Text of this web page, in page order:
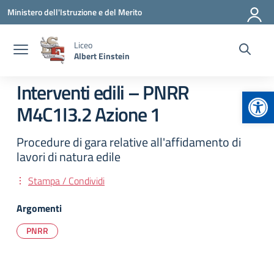
Vai ai contenuti
Vai al menu di navigazione
Vai al footer
Ministero dell'Istruzione e del Merito
Liceo
Albert Einstein
Interventi edili – PNRR
M4C1I3.2 Azione 1
Procedure di gara relative all'affidamento di
lavori di natura edile
Stampa / Condividi
Argomenti
PNRR